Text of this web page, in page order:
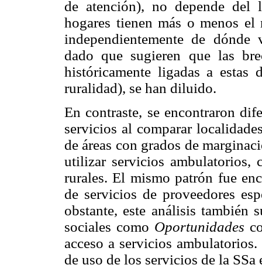
de atención), no depende del
hogares tienen más o menos
independientemente de
dado que sugieren que las
históricamente ligadas a estas
ruralidad), se han diluido.
En contraste, se encontraron
servicios al comparar
de áreas con grados de
utilizar servicios ambulatorios,
rurales. El mismo patrón fue
de servicios de proveedores
obstante, este análisis también
sociales como Oportunidades
acceso a servicios
de uso de los servicios de la